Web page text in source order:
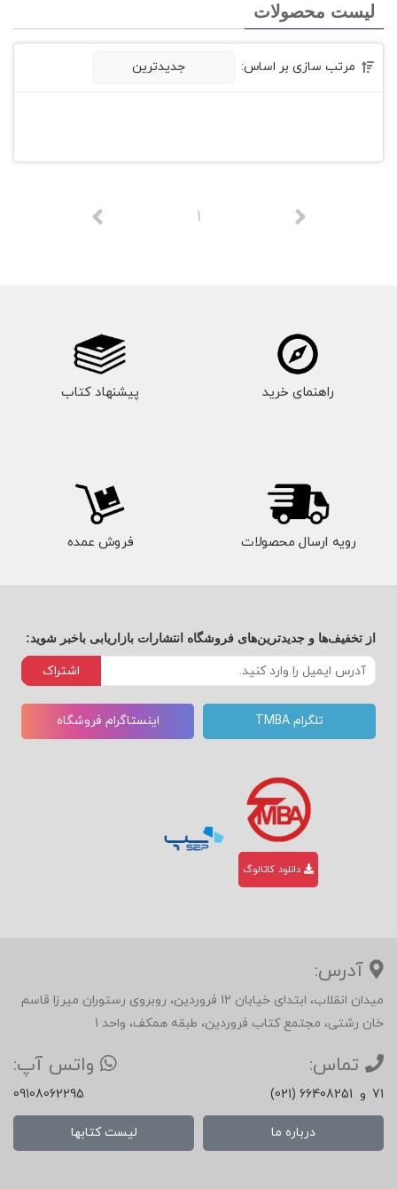
لیست محصولات
مرتب سازی بر اساس: جدیدترین
1
راهنمای خرید پیشنهاد کتاب
رویه ارسال محصولات فروش عمده
از تخفیف‌ها و جدیدترین‌های فروشگاه انتشارات بازاریابی باخبر شوید:
اشتراک
تلگرام TMBA اینستاگرام فروشگاه
دانلود کاتالوگ
آدرس:
میدان انقلاب، ابتدای خیابان 12 فروردین، روبروی رستوران میرزا قاسم
خان رشتی، مجتمع کتاب فروردین، طبقه همکف، واحد 1
تماس:
(021) 66408251 و 71
واتس آپ:
09108062295
درباره ما لیست کتابها